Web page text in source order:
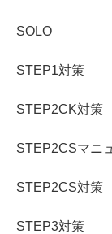
SOLO
STEP1対策
STEP2CK対策
STEP2CSマニ
STEP2CS対策
STEP3対策